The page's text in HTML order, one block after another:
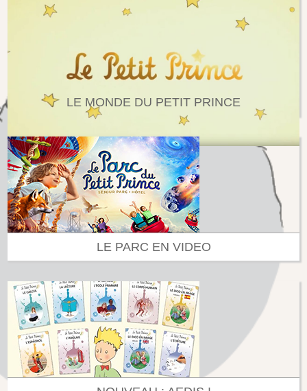
LE MONDE DU PETIT PRINCE
LE PARC EN VIDEO